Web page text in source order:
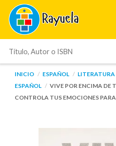
INICIO ESPAÑOL
ESPAÑOL
VIVE POR ENCIMA DE
CONTROLA TUS EMOCIONES